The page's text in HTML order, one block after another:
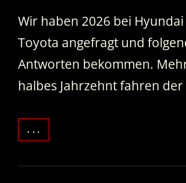
Wir haben 2026 bei
Toyota angefragt und
Antworten bekommen.
halbes Jahrzehnt fahren
. . .WIEVIEL
KOSTET
AUSTAUSCH-